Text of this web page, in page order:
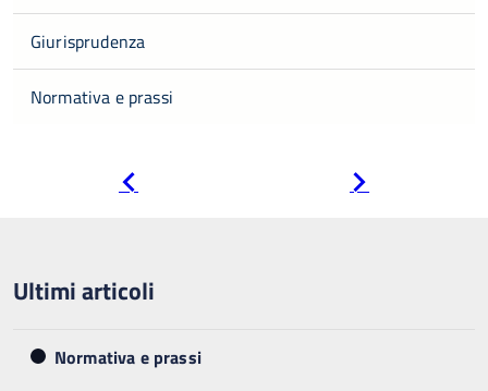
Giurisprudenza
Normativa e prassi
Ultimi articoli
Normativa e prassi